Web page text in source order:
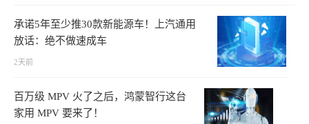
承诺5年至少推30款新能源车！上汽通用
放话：绝不做速成车
2天前
百万级 MPV 火了之后，鸿蒙智行这台
家用 MPV 要来了！